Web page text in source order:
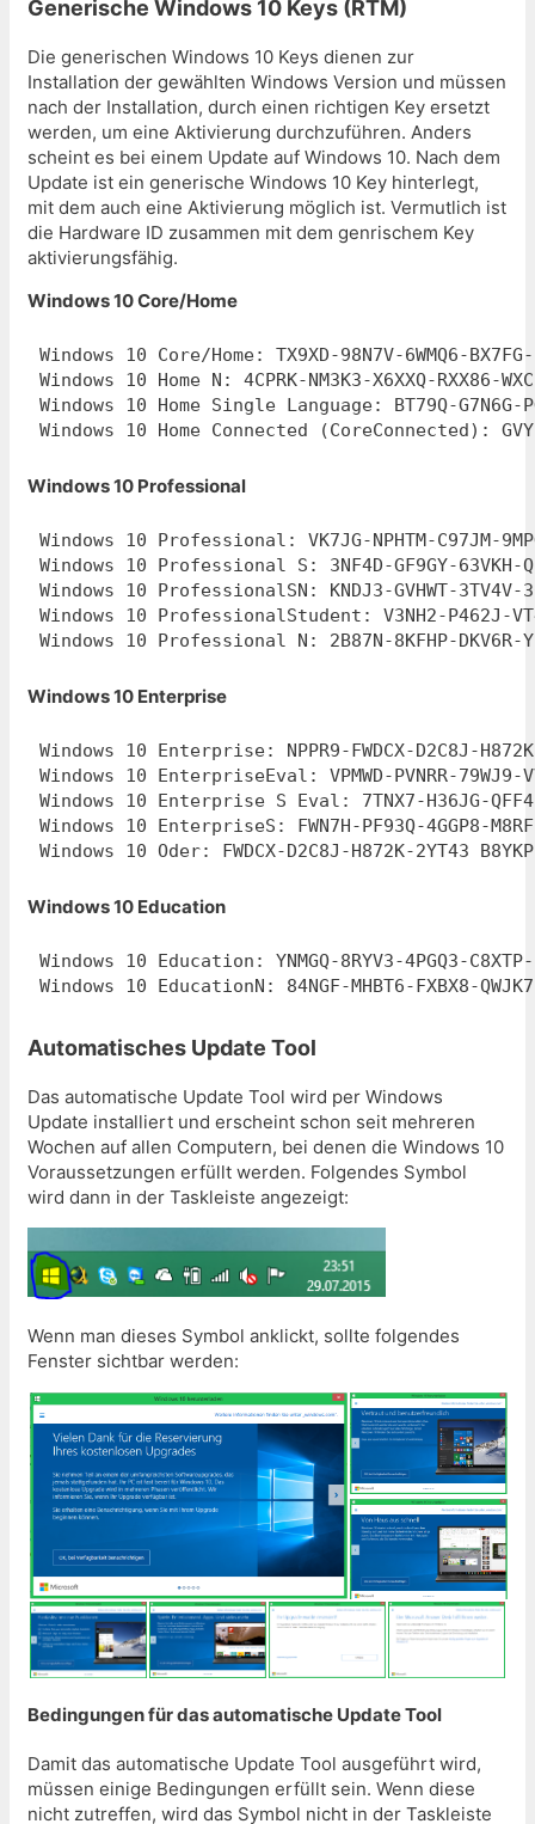
Generische Windows 10 Keys (RTM)
Die generischen Windows 10 Keys dienen zur
Installation der gewählten Windows Version und müssen
nach der Installation, durch einen richtigen Key ersetzt
werden, um eine Aktivierung durchzuführen. Anders
scheint es bei einem Update auf Windows 10. Nach dem
Update ist ein generische Windows 10 Key hinterlegt,
mit dem auch eine Aktivierung möglich ist. Vermutlich ist
die Hardware ID zusammen mit dem genrischem Key
aktivierungsfähig.
Windows 10 Core/Home
Windows 10 Core/Home: TX9XD-98N7V-6WMQ6-BX7FG-
Windows 10 Home N: 4CPRK-NM3K3-X6XXQ-RXX86-
Windows 10 Home Single Language: BT79Q-G7N6G-
Windows 10 Home Connected (CoreConnected):
Windows 10 Professional
Windows 10 Professional: VK7JG-NPHTM-C97JM-
Windows 10 Professional S: 3NF4D-GF9GY-63VKH-
Windows 10 ProfessionalSN: KNDJ3-GVHWT-3TV4V-
Windows 10 ProfessionalStudent: V3NH2-P462J-
Windows 10 Professional N: 2B87N-8KFHP-DKV6R-
Windows 10 Enterprise
Windows 10 Enterprise: NPPR9-FWDCX-D2C8J-
Windows 10 EnterpriseEval: VPMWD-PVNRR-79WJ9-
Windows 10 Enterprise S Eval: 7TNX7-H36JG-
Windows 10 EnterpriseS: FWN7H-PF93Q-4GGP8-M8RF3-
Windows 10 Oder: FWDCX-D2C8J-H872K-2YT43
Windows 10 Education
Windows 10 Education: YNMGQ-8RYV3-4PGQ3-C8XTP-
Windows 10 EducationN: 84NGF-MHBT6-FXBX8-
Automatisches Update Tool
Das automatische Update Tool wird per Windows
Update installiert und erscheint schon seit mehreren
Wochen auf allen Computern, bei denen die Windows 10
Voraussetzungen erfüllt werden. Folgendes Symbol
wird dann in der Taskleiste angezeigt:
Wenn man dieses Symbol anklickt, sollte folgendes
Fenster sichtbar werden:
Bedingungen für das automatische Update Tool
Damit das automatische Update Tool ausgeführt wird,
müssen einige Bedingungen erfüllt sein. Wenn diese
nicht zutreffen, wird das Symbol nicht in der Taskleiste